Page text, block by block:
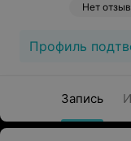
Нет
Профиль
Запись